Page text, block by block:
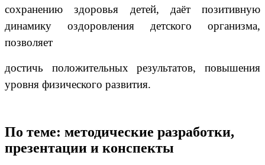
сохранению здоровья детей, даёт позитивную
динамику оздоровления детского организма,
позволяет
достичь положительных результатов, повышения
уровня физического развития.
По теме: методические разработки,
презентации и конспекты